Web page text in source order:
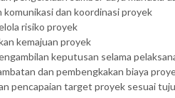
dan koordinasi proyek
risiko proyek
kemajuan proyek
keputusan selama
dan pembengkakan biaya
pencapaian target proyek sesuai